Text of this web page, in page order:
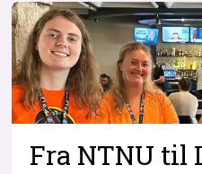
Fra NTNU til